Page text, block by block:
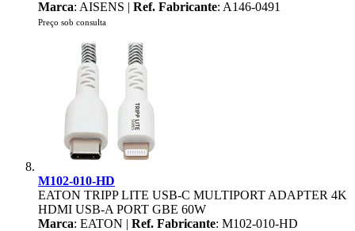
Marca: AISENS | Ref. Fabricante: A146-0491
Preço sob consulta
M102-010-HD
EATON TRIPP LITE USB-C MULTIPORT ADAPTER 4K
HDMI USB-A PORT GBE 60W
Marca: EATON | Ref. Fabricante: M102-010-HD